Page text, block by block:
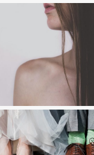
合コン・街コン
マッチングアプリ
結婚相談所
その他